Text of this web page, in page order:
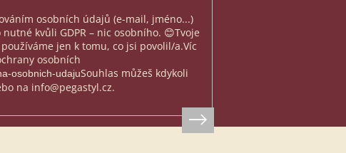
osobních údajů (e-mail, jméno...)
kvůli GDPR – nic osobního. 😊Tvoje
jen k tomu, co jsi povolil/a.Víc
osobních
osobnich-udajuSouhlas můžeš kdykoli
na info@pegastyl.cz.